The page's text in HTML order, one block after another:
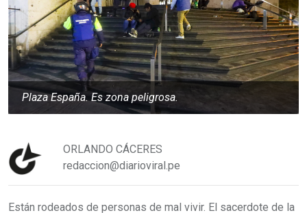
Plaza España. Es zona peligrosa.
ORLANDO CÁCERES
redaccion@diarioviral.pe
Están rodeados de personas de mal vivir. El sacerdote de la